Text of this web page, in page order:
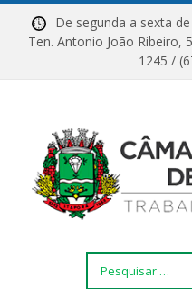
De segunda a sexta
Ten. Antonio João
1245 /
por: